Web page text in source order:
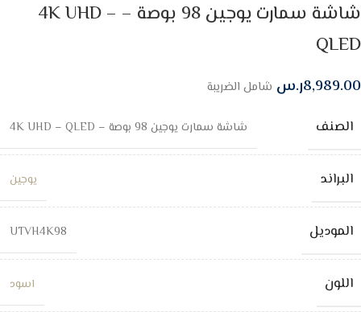
شاشة سمارت يوجين 98 بوصة – 4K UHD –
QLED
8,989.00ر.س شامل الضريبة
الصنف شاشة سمارت يوجين 98 بوصة – 4K UHD – QLED
البراند يوجين
الموديل UTVH4K98
اللون اسود